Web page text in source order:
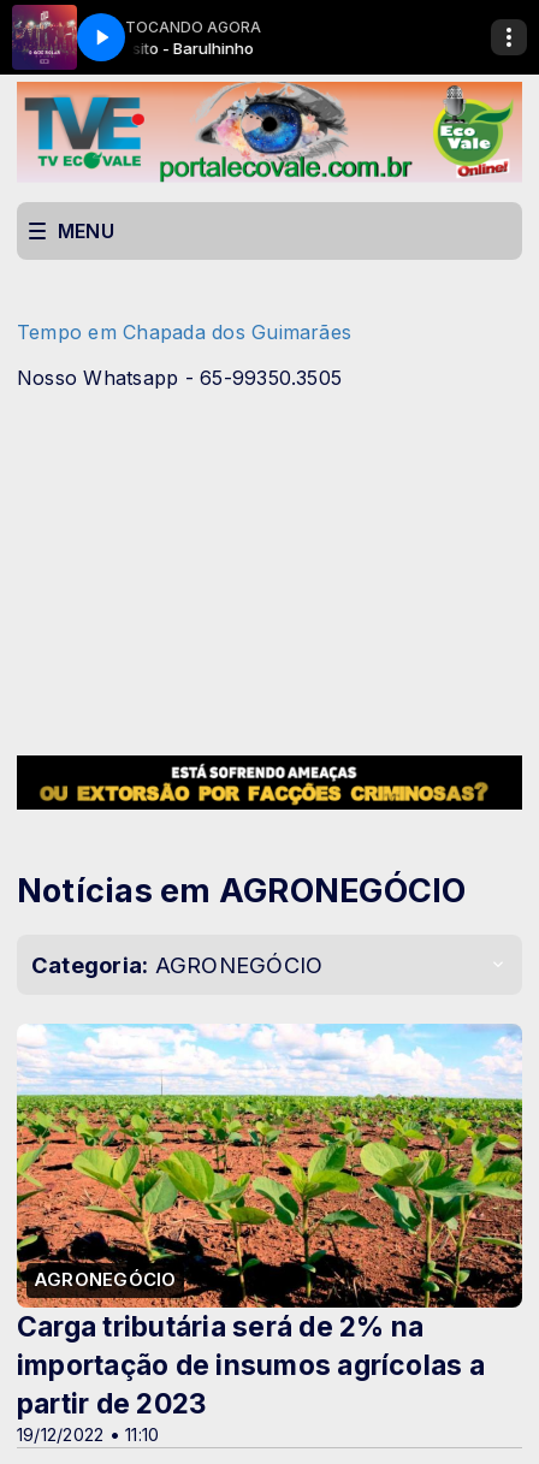
DJ ECOVALE HITS com ECOVALE AUTO DJ
TOCANDO AGORA
Di Propósito - Barulhinho
MENU
Tempo em Chapada dos Guimarães
Nosso Whatsapp - 65-99350.3505
Notícias em AGRONEGÓCIO
Categoria: AGRONEGÓCIO
AGRONEGÓCIO
19/12/2022 • 11:10
Carga tributária será de 2% na
importação de insumos agrícolas a
partir de 2023